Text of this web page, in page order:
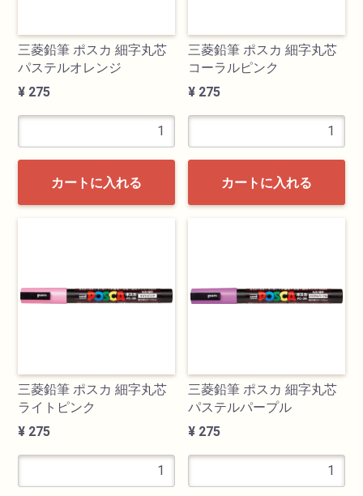
三菱鉛筆 ポスカ 細字丸芯
パステルオレンジ
¥ 275
カートに入れる
三菱鉛筆 ポスカ 細字丸芯
コーラルピンク
¥ 275
カートに入れる
三菱鉛筆 ポスカ 細字丸芯
ライトピンク
¥ 275
三菱鉛筆 ポスカ 細字丸芯
パステルパープル
¥ 275